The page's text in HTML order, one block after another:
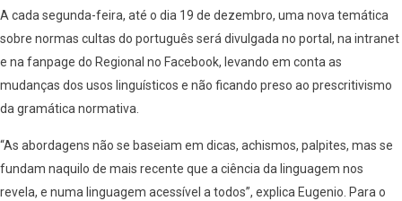
A cada segunda-feira, até o dia 19 de dezembro, uma nova temática
sobre normas cultas do português será divulgada no portal, na intranet
e na fanpage do Regional no Facebook, levando em conta as
mudanças dos usos linguísticos e não ficando preso ao prescritivismo
da gramática normativa.
“As abordagens não se baseiam em dicas, achismos, palpites, mas se
fundam naquilo de mais recente que a ciência da linguagem nos
revela, e numa linguagem acessível a todos”, explica Eugenio. Para o